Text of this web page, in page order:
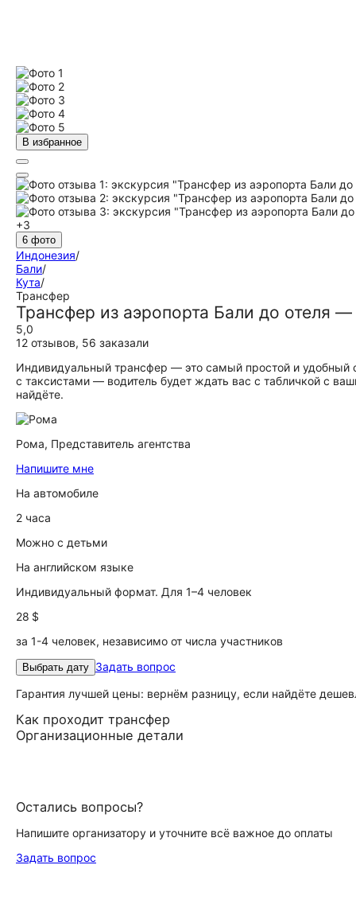
В избранное
+3
6 фото
Индонезия/
Бали/
Кута/
Трансфер
Трансфер из аэропорта Бали до отеля
5,0
12 отзывов, 56 заказали
Индивидуальный трансфер — это самый простой и удобный
с таксистами — водитель будет ждать вас с табличкой с
найдёте.
Рома, Представитель агентства
Напишите мне
На автомобиле
2 часа
Можно с детьми
На английском языке
Индивидуальный формат. Для 1–4 человек
28 $
за 1-4 человек, независимо от числа участников
Выбрать дату Задать вопрос
Гарантия лучшей цены: вернём разницу, если найдёте
Как проходит трансфер
Организационные детали
Остались вопросы?
Напишите организатору и уточните всё важное до оплаты
Задать вопрос